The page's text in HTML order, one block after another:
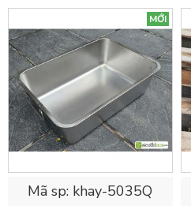
MỚI
Mã sp: khay-5035Q